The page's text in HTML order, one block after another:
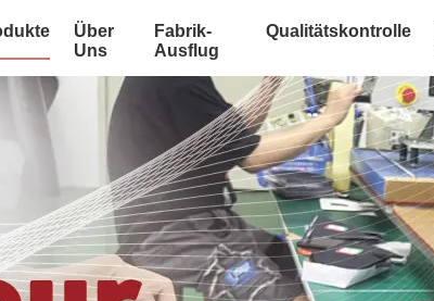
Über
Uns
Fabrik-
Ausflug
Qualitätskontrolle